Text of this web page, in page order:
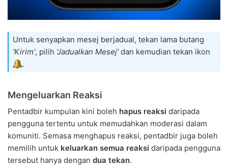
Untuk senyapkan mesej berjadual, tekan lama butang
'Kirim', pilih 'Jadualkan Mesej'dan kemudian tekan ikon
.
Mengeluarkan Reaksi
Pentadbir kumpulan kini boleh hapus reaksi daripada
pengguna tertentu untuk memudahkan moderasi dalam
komuniti. Semasa menghapus reaksi, pentadbir juga boleh
memilih untuk keluarkan semua reaksi daripada pengguna
tersebut hanya dengan dua tekan.